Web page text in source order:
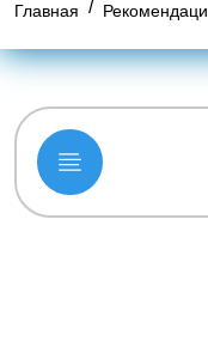
Главная